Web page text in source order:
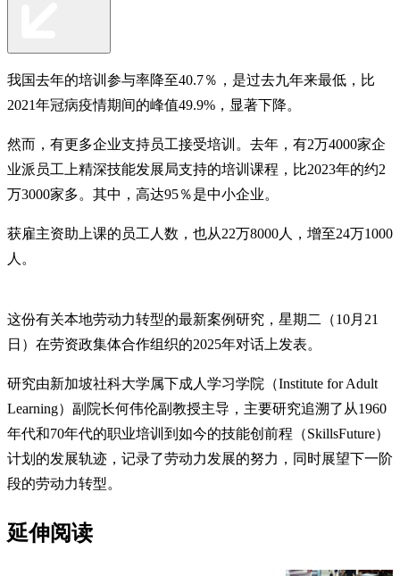
我国去年的培训参与率降至40.7％，是过去九年来最低，比
2021年冠病疫情期间的峰值49.9%，显著下降。
然而，有更多企业支持员工接受培训。去年，有2万4000家企
业派员工上精深技能发展局支持的培训课程，比2023年的约2
万3000家多。其中，高达95％是中小企业。
获雇主资助上课的员工人数，也从22万8000人，增至24万1000
人。
这份有关本地劳动力转型的最新案例研究，星期二（10月21
日）在劳资政集体合作组织的2025年对话上发表。
研究由新加坡社科大学属下成人学习学院（Institute for Adult
Learning）副院长何伟伦副教授主导，主要研究追溯了从1960
年代和70年代的职业培训到如今的技能创前程（SkillsFuture）
计划的发展轨迹，记录了劳动力发展的努力，同时展望下一阶
段的劳动力转型。
延伸阅读